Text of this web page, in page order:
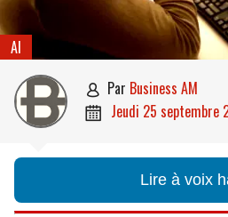
AI
 par Business AM
 jeudi 25 septembre
Lire à voix